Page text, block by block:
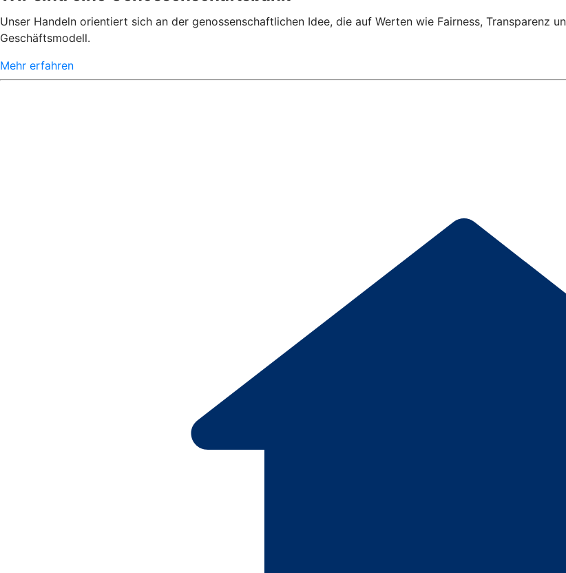
Unser Handeln orientiert sich an der genossenschaftlichen Idee, die auf Werten wie Fairness, Transparenz
Geschäftsmodell.
Mehr erfahren